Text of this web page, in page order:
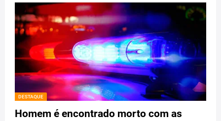
DESTAQUE
Homem é encontrado morto com as